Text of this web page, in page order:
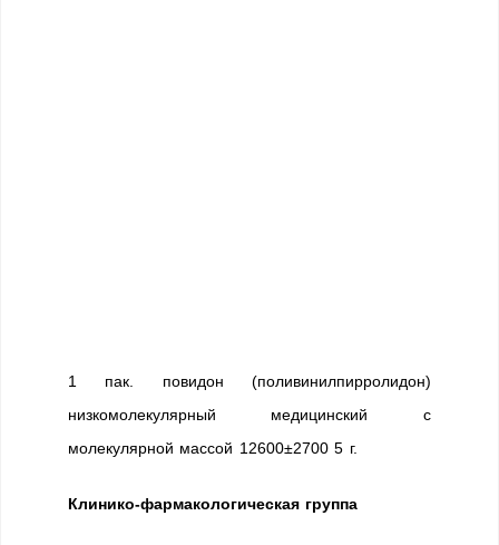
1 пак. повидон (поливинилпирролидон)
низкомолекулярный медицинский с
молекулярной массой 12600±2700 5 г.
Клинико-фармакологическая группа